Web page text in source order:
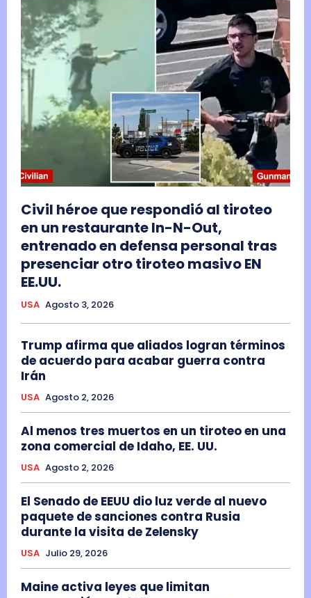
Civil héroe que respondió al tiroteo
en un restaurante In-N-Out,
entrenado en defensa personal tras
presenciar otro tiroteo masivo EN
EE.UU.
USA Agosto 3, 2026
Trump afirma que aliados logran términos
de acuerdo para acabar guerra contra
Irán
USA Agosto 2, 2026
Al menos tres muertos en un tiroteo en una
zona comercial de Idaho, EE. UU.
USA Agosto 2, 2026
El Senado de EEUU dio luz verde al nuevo
paquete de sanciones contra Rusia
durante la visita de Zelensky
USA Julio 29, 2026
Maine activa leyes que limitan